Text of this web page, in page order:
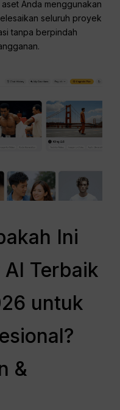
Anda menggunakan
seluruh proyek
tanpa berpindah
Ini
Terbaik
untuk
&